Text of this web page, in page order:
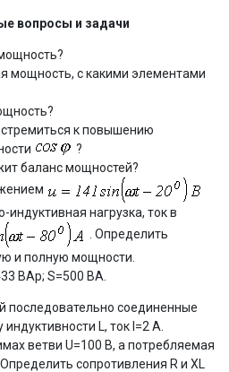
вопросы и задачи
мощность, с какими элементами
к повышению
?
баланс мощностей?
нагрузка, ток в
. Определить
и полную мощности.
ВАр; S=500 ВА.
последовательно соединенные
L, ток I=2 A.
ветви U=100 B, а потребляемая
сопротивления R и XL